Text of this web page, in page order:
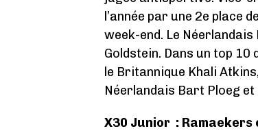
l’année par une 2e place
week-end. Le
Goldstein. Dans un top
le Britannique Khali
Néerlandais Bart Ploeg et
X30 Junior : Ramaekers